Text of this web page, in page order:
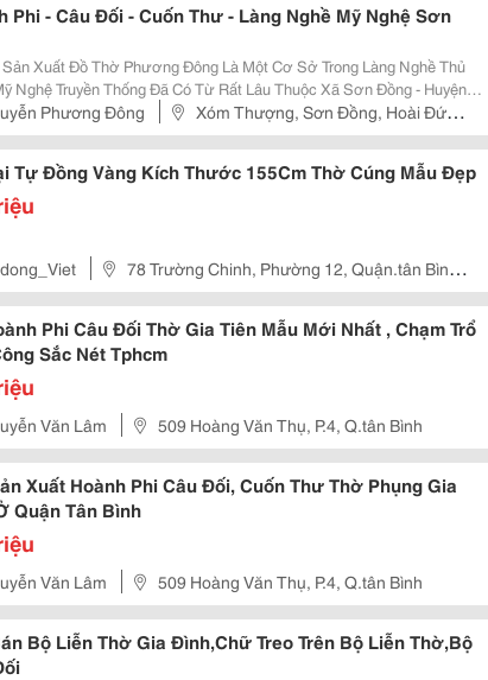
Phi - Câu Đối - Cuốn Thư - Làng Nghề Mỹ Nghệ Sơn
Xuất Đồ Thờ Phương Đông Là Một Cơ Sở Trong Làng Nghề Thủ
Nghệ Truyền Thống Đã Có Từ Rất Lâu Thuộc Xã Sơn Đồng - Huyện
Thống Cha Ông, Lưu Truyền Và Phát Huy
Hoa Của Làng Nghề, Cơ Sở Sản X
Phương Đông
Xóm Thượng, Sơn Đồng, Hoài Đức,
Tự Đồng Vàng Kích Thước 155Cm Thờ Cúng Mẫu Đẹp
78 Trường Chinh, Phường 12, Quận.tân Bình,
Minh, Việt Nam
Phi Câu Đối Thờ Gia Tiên Mẫu Mới Nhất , Chạm Trổ
Sắc Nét Tphcm
Văn Lâm 509 Hoàng Văn Thụ, P.4, Q.tân Bình
Xuất Hoành Phi Câu Đối, Cuốn Thư Thờ Phụng Gia
Quận Tân Bình
Văn Lâm 509 Hoàng Văn Thụ, P.4, Q.tân Bình
Bộ Liễn Thờ Gia Đình,Chữ Treo Trên Bộ Liễn Thờ,Bộ